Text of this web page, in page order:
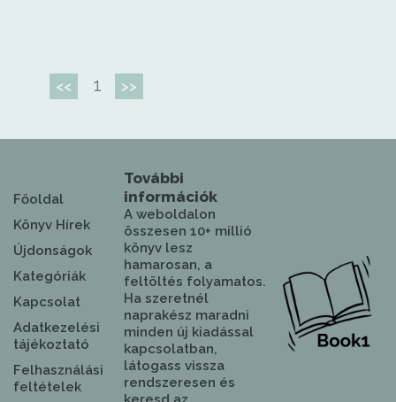
<< 1 >>
Főoldal
Könyv Hírek
Újdonságok
Kategóriák
Kapcsolat
Adatkezelési
tájékoztató
Felhasználási
feltételek
További
információk
A weboldalon
összesen 10+ millió
könyv lesz
hamarosan, a
feltöltés folyamatos.
Ha szeretnél
naprakész maradni
minden új kiadással
kapcsolatban,
látogass vissza
rendszeresen és